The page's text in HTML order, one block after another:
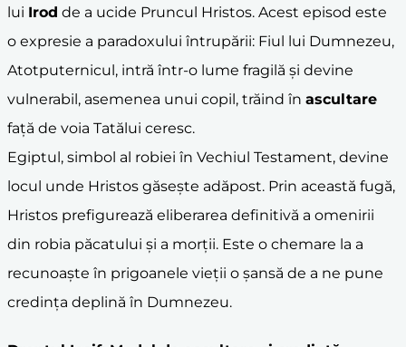
lui Irod de a ucide Pruncul Hristos. Acest episod este
o expresie a paradoxului întrupării: Fiul lui Dumnezeu,
Atotputernicul, intră într-o lume fragilă și devine
vulnerabil, asemenea unui copil, trăind în ascultare
față de voia Tatălui ceresc.
Egiptul, simbol al robiei în Vechiul Testament, devine
locul unde Hristos găsește adăpost. Prin această fugă,
Hristos prefigurează eliberarea definitivă a omenirii
din robia păcatului și a morții. Este o chemare la a
recunoaște în prigoanele vieții o șansă de a ne pune
credința deplină în Dumnezeu.